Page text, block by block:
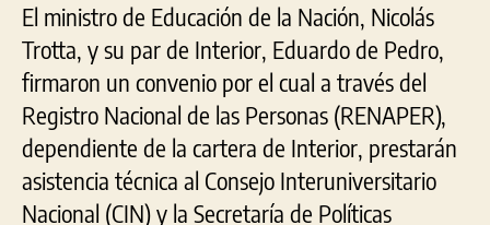
El ministro de Educación de la Nación, Nicolás
Trotta, y su par de Interior, Eduardo de Pedro,
firmaron un convenio por el cual a través del
Registro Nacional de las Personas (RENAPER),
dependiente de la cartera de Interior, prestarán
asistencia técnica al Consejo Interuniversitario
Nacional (CIN) y la Secretaría de Políticas